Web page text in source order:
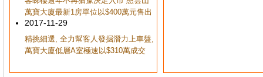
萬寶大廈最新1房單位以$400萬元售出
2017-11-29
精挑細選, 全力幫客人發掘潛力上車盤,
萬寶大廈低層A室極速以$310萬成交